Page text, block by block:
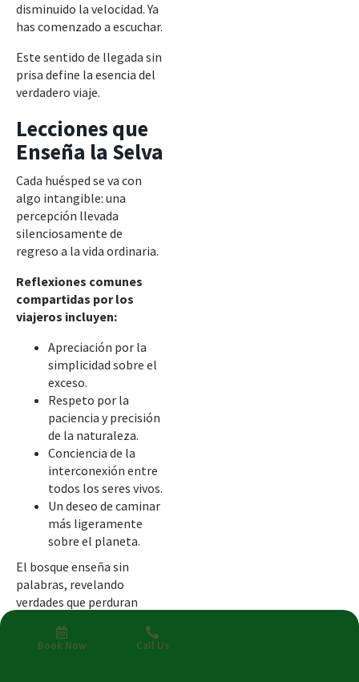
disminuido la velocidad. Ya
has comenzado a escuchar.
Este sentido de llegada sin
prisa define la esencia del
verdadero viaje.
Lecciones que
Enseña la Selva
Cada huésped se va con
algo intangible: una
percepción llevada
silenciosamente de
regreso a la vida ordinaria.
Reflexiones comunes
compartidas por los
viajeros incluyen:
Apreciación por la
simplicidad sobre el
exceso.
Respeto por la
paciencia y precisión
de la naturaleza.
Conciencia de la
interconexión entre
todos los seres vivos.
Un deseo de caminar
más ligeramente
sobre el planeta.
El bosque enseña sin
palabras, revelando
verdades que perduran
partida.
Book Now Call Us